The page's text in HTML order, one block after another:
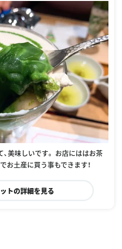
美味しいです。 お店にははお茶
お土産に買う事もできます！
トの詳細を見る